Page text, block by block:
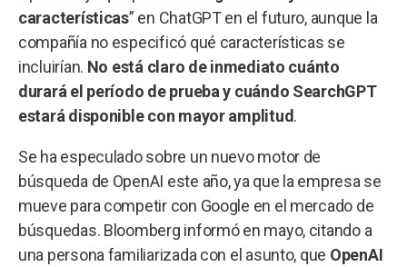
características” en ChatGPT en el futuro, aunque la
compañía no especificó qué características se
incluirían. No está claro de inmediato cuánto
durará el período de prueba y cuándo SearchGPT
estará disponible con mayor amplitud.
Se ha especulado sobre un nuevo motor de
búsqueda de OpenAI este año, ya que la empresa se
mueve para competir con Google en el mercado de
búsquedas. Bloomberg informó en mayo, citando a
una persona familiarizada con el asunto, que OpenAI